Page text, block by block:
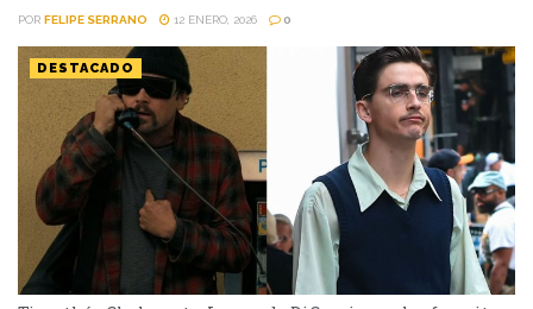
POR FELIPE SERRANO 12 ENERO, 2026 0
DESTACADO